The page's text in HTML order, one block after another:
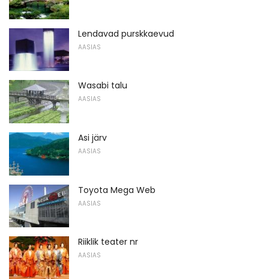
Lendavad purskkaevud
AASIAS
Wasabi talu
AASIAS
Asi järv
AASIAS
Toyota Mega Web
AASIAS
Riiklik teater nr
AASIAS